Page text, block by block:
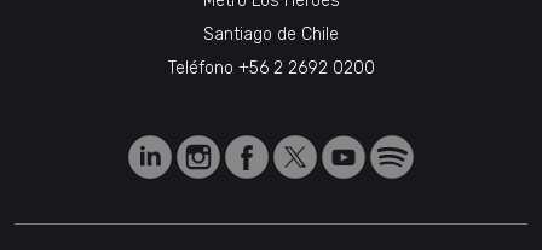
Santiago de Chile
Teléfono +56 2 2692 0200